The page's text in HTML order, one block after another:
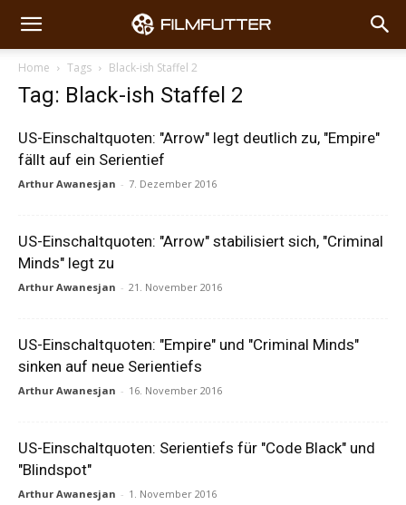
Home Tags Black-ish Staffel 2
Tag: Black-ish Staffel 2
US-Einschaltquoten: "Arrow" legt deutlich zu, "Empire"
fällt auf ein Serientief
Arthur Awanesjan - 7. Dezember 2016
US-Einschaltquoten: "Arrow" stabilisiert sich, "Criminal
Minds" legt zu
Arthur Awanesjan - 21. November 2016
US-Einschaltquoten: "Empire" und "Criminal Minds"
sinken auf neue Serientiefs
Arthur Awanesjan - 16. November 2016
US-Einschaltquoten: Serientiefs für "Code Black" und
"Blindspot"
Arthur Awanesjan - 1. November 2016